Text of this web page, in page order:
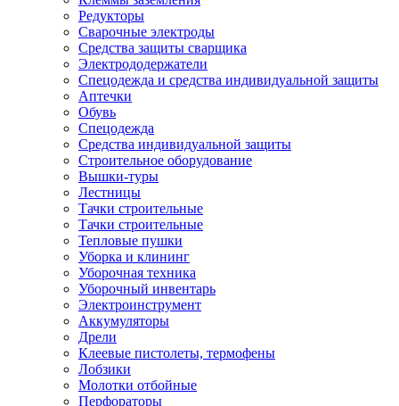
Редукторы
Сварочные электроды
Средства защиты сварщика
Электрододержатели
Спецодежда и средства индивидуальной защиты
Аптечки
Обувь
Спецодежда
Средства индивидуальной защиты
Строительное оборудование
Вышки-туры
Лестницы
Тачки строительные
Тачки строительные
Тепловые пушки
Уборка и клининг
Уборочная техника
Уборочный инвентарь
Электроинструмент
Аккумуляторы
Дрели
Клеевые пистолеты, термофены
Лобзики
Молотки отбойные
Перфораторы